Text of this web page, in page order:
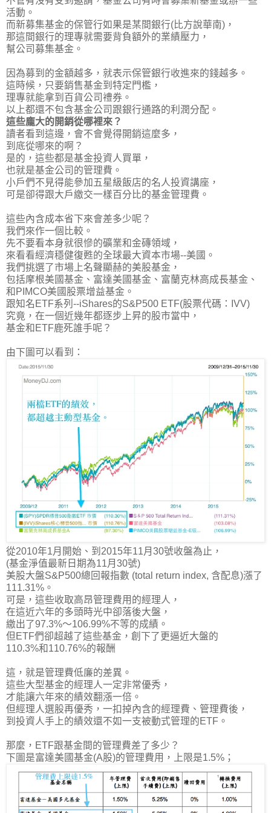
活動。
而新募集基金的保管行如果是某間銀行(比方說華南)，
那這間銀行的理專就需要背負額外的業績壓力，
幫公司募集基金。
因為募到的金額越多，就表示保管銀行收進來的錢越多。
這時候，只要銷售基金到特定門檻，
理專就能拿到百貨公司禮券。
以上都還不包含基金公司跟銀行通路的利潤分配 。
這些龐大的開銷從哪裡來？
讀者看到這邊，會不會覺得開銷這麼多，
到底從哪來的啊？
是的，這些都是基金投資人買單，
也就是基金公司的管理費。
小戶們不見得能參加五星級飯店的名人投資講座，
可是卻得跟大戶繳交一樣百分比的基金管理費。
這些內含成本省下來會差多少呢？
我們來作一個比較。
先不要看本身就很慘的礦業和金磚領域，
來看看經濟穩健復甦的全球最大資本市場--美國。
我們挑選了市場上名聲顯赫的美股基金，
包括摩根美國基金、富達美國基金、富蘭克林高成長基金、
和PIMCO美國股票增益基金。
跟知名ETF系列--iShares的S&P500 ETF(股票代碼：IVV)
究竟，在一個近幾年都逐步上昇的股市當中，
基金和ETF鹿死誰手呢？
由下圖可以看到：
從2010年1月開始、到2015年11月30號收盤為止，
(基金淨值最新日期為11月30號)
美股大盤S&P500總回報指數 (total return index, 含配息)漲了
111.31%。
可是，這些收取高昂管理費用的經理人，
在這近六年的多頭時光中卻落後大盤，
繳出了97.3%～106.99%不等的成績。
但ETF們卻超越了這些基金，創下了更逼近大盤的
110.3%和110.76%的報酬
這，就是管理費低廉的差異。
這些大型基金的經理人一定非常優秀，
才能讓六年來的績效翻漲一倍。
但經理人選股再優秀，一扣掉內含的經理費、管理費後，
到投資人手上的績效還不如一支被動式管理的ETF。
那麼，ETF跟基金間的管理費差了多少？
下圖是富達美國基金(A股)的管理費用，上限是1.5%；